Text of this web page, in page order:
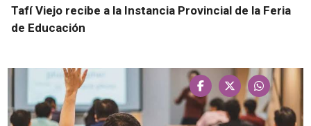
Tafí Viejo recibe a la Instancia Provincial de la Feria
de Educación